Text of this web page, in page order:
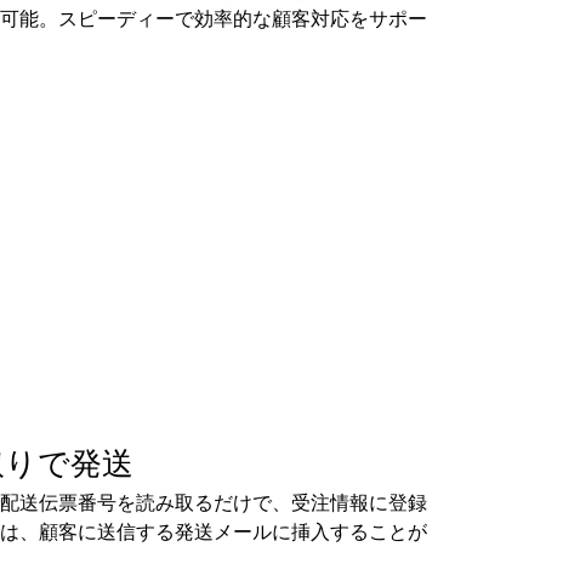
能。スピーディーで効率的な顧客対応をサポー
で発送
送伝票番号を読み取るだけで、受注情報に登録
、顧客に送信する発送メールに挿入することが